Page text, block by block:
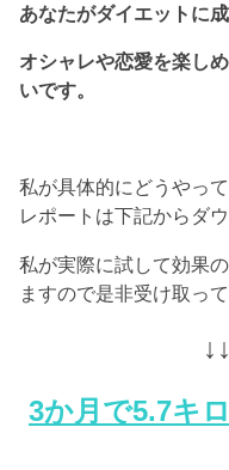
あなたがダイエットに
オシャレや恋愛を楽し
いです。
私が具体的にどうやっ
レポートは下記からダ
私が実際に試して効果
ますので是非受け取っ
3か月で5.7キ